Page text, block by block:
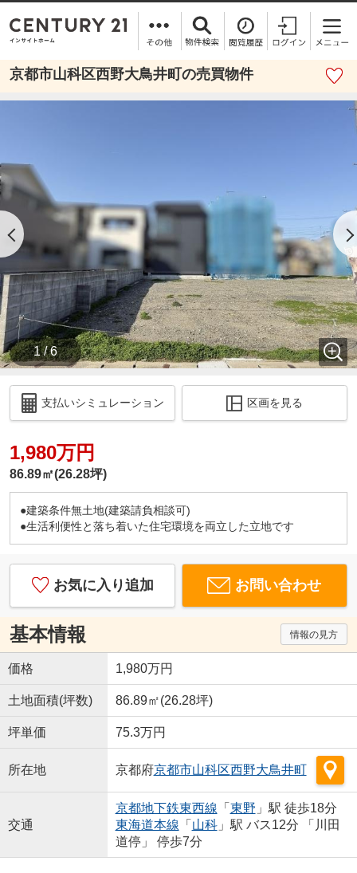
京都市山科区西野大鳥井町の売買物件
1 / 6
支払いシミュレーション 区画を見る
1,980万円
86.89㎡(26.28坪)
●建築条件無土地(建築請負相談可)
●生活利便性と落ち着いた住宅環境を両立した立地です
お気に入り追加 お問い合わせ
基本情報 情報の見方
価格 1,980万円
土地面積(坪数) 86.89㎡(26.28坪)
坪単価 75.3万円
所在地 京都府京都市山科区西野大鳥井町
交通
京都地下鉄東西線 「 東野 」駅 徒歩18分
東海道本線 「 山科」駅 バス12分 「川田
道停」 停歩7分